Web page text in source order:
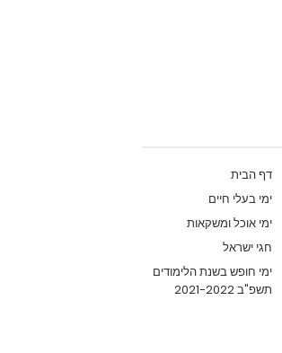
דף הבית
ימי בעלי חיים
ימי אוכל ומשקאות
חגי ישראל
ימי חופש בשנת הלימודים
תשפ"ב 2021-2022